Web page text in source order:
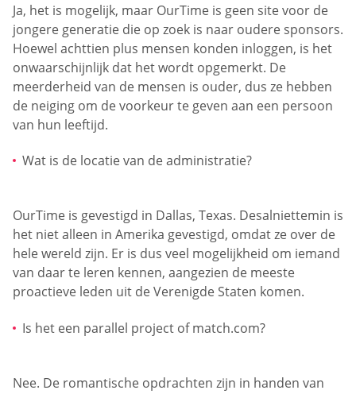
Ja, het is mogelijk, maar OurTime is geen site voor de
jongere generatie die op zoek is naar oudere sponsors.
Hoewel achttien plus mensen konden inloggen, is het
onwaarschijnlijk dat het wordt opgemerkt. De
meerderheid van de mensen is ouder, dus ze hebben
de neiging om de voorkeur te geven aan een persoon
van hun leeftijd.
Wat is de locatie van de administratie?
OurTime is gevestigd in Dallas, Texas. Desalniettemin is
het niet alleen in Amerika gevestigd, omdat ze over de
hele wereld zijn. Er is dus veel mogelijkheid om iemand
van daar te leren kennen, aangezien de meeste
proactieve leden uit de Verenigde Staten komen.
Is het een parallel project of match.com?
Nee. De romantische opdrachten zijn in handen van